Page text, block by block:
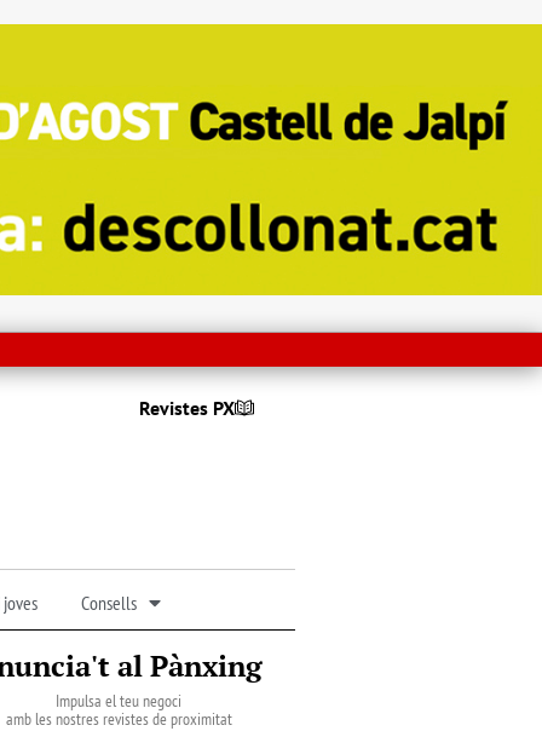
Revistes PX
Consells
al Pànxing
Impulsa el teu negoci
amb les nostres revistes de proximitat